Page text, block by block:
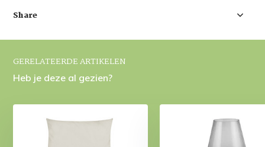
Share
GERELATEERDE ARTIKELEN
Heb je deze al gezien?